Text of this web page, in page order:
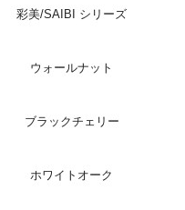
彩美/SAIBI シリーズ
ウォールナット
ブラックチェリー
ホワイトオーク